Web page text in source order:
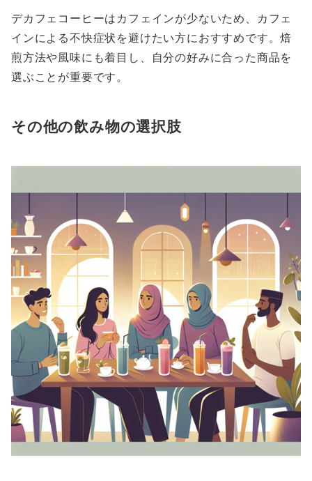
デカフェコーヒーはカフェインが少ないため、カフェ
インによる不快症状を避けたい方におすすめです。焙
煎方法や風味にも着目し、自分の好みに合った商品を
選ぶことが重要です。
その他の飲み物の選択肢